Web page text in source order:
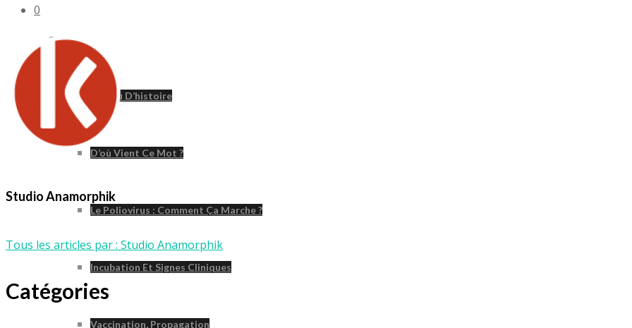
Poliomyélite
Un Peu D’histoire
D’où Vient Ce Mot ?
Le Poliovirus : Comment Ça Marche ?
Incubation Et Signes Cliniques
Vaccination, Propagation
0
Studio Anamorphik
Tous les articles par : Studio Anamorphik
Catégories